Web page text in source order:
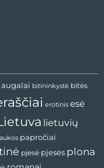
augalai bitininkystė bitės
erotinis esė
lietuvių
papročiai
pjesė pjesės plona